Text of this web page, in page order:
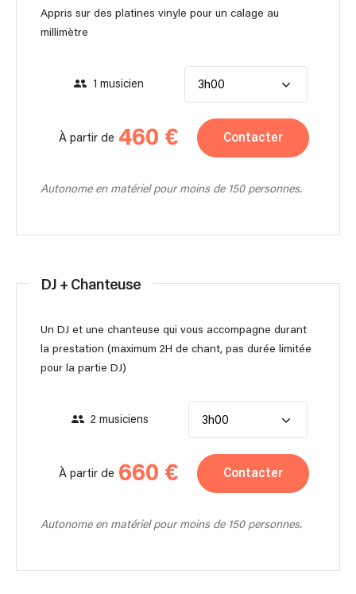
Appris sur des platines vinyle pour un calage au
millimètre
1 musicien 3h00
À partir de 460 € Contacter
Autonome en matériel pour moins de 150 personnes.
DJ + Chanteuse
Un DJ et une chanteuse qui vous accompagne durant
la prestation (maximum 2H de chant, pas durée limitée
pour la partie DJ)
2 musiciens 3h00
À partir de 660 € Contacter
Autonome en matériel pour moins de 150 personnes.